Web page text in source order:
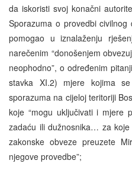
da iskoristi svoj konačni
Sporazuma o provedbi
pomogao u iznalaženju
narečenim “donošenjem
neophodno”, o određenim
stavka XI.2) mjere kojima
sporazuma na cijeloj teritoriji
koje “mogu uključivati i mjere
zadaću ili dužnosnika… za
zakonske obveze preuzete
njegove provedbe”;